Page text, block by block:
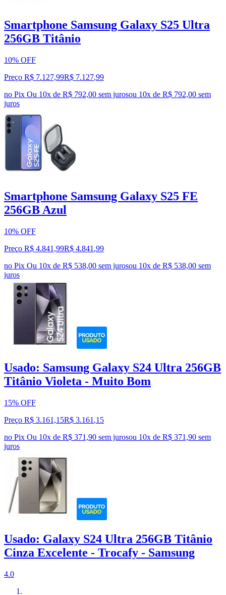
Smartphone Samsung Galaxy S25 Ultra
256GB Titânio
10% OFF
Preço R$ 7.127,99R$ 7.127,99
no Pix Ou 10x de R$ 792,00 sem jurosou 10x de R$ 792,00 sem
juros
Smartphone Samsung Galaxy S25 FE
256GB Azul
10% OFF
Preço R$ 4.841,99R$ 4.841 ,99
no Pix Ou 10x de R$ 538,00 sem jurosou 10x de R$ 538,00 sem
juros
Usado: Samsung Galaxy S24 Ultra 256GB
Titânio Violeta - Muito Bom
15% OFF
Preço R$ 3.161,15R$ 3.161 ,15
no Pix Ou 10x de R$ 371,90 sem jurosou 10x de R$ 371,90 sem
juros
Usado: Galaxy S24 Ultra 256GB Titânio
Cinza Excelente - Trocafy - Samsung
4.0